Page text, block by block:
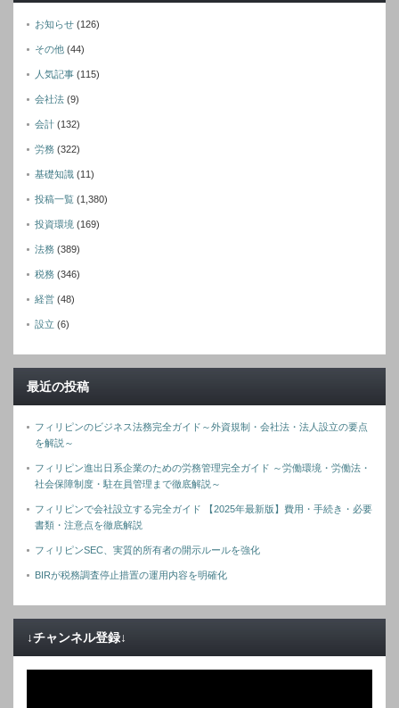
お知らせ (126)
その他 (44)
人気記事 (115)
会社法 (9)
会計 (132)
労務 (322)
基礎知識 (11)
投稿一覧 (1,380)
投資環境 (169)
法務 (389)
税務 (346)
経営 (48)
設立 (6)
最近の投稿
フィリピンのビジネス法務完全ガイド～外資規制・会社法・法人設立の要点
を解説～
フィリピン進出日系企業のための労務管理完全ガイド ～労働環境・労働法・
社会保障制度・駐在員管理まで徹底解説～
フィリピンで会社設立する完全ガイド 【2025年最新版】費用・手続き・必要
書類・注意点を徹底解説
フィリピンSEC、実質的所有者の開示ルールを強化
BIRが税務調査停止措置の運用内容を明確化
↓チャンネル登録↓